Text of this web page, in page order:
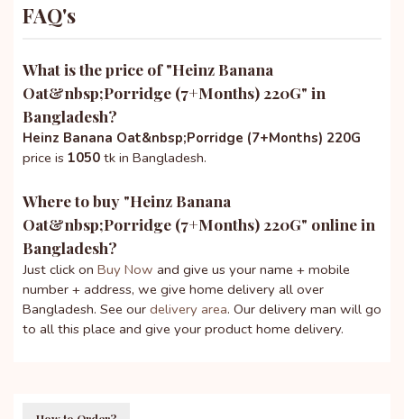
FAQ's
What is the price of "Heinz Banana
Oat&nbsp;Porridge (7+Months) 220G" in
Bangladesh?
Heinz Banana Oat&nbsp;Porridge (7+Months) 220G
price is 1050 tk in Bangladesh.
Where to buy "Heinz Banana
Oat&nbsp;Porridge (7+Months) 220G" online in
Bangladesh?
Just click on Buy Now and give us your name + mobile
number + address, we give home delivery all over
Bangladesh. See our delivery area. Our delivery man will go
to all this place and give your product home delivery.